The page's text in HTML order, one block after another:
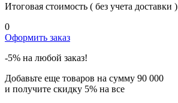
Итоговая стоимость ( без учета доставки )
0
Оформить заказ
-5% на любой заказ!
Добавьте еще товаров на сумму 90 000
и получите скидку 5% на все